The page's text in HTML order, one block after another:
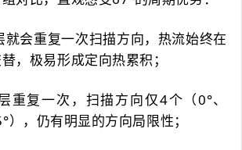
就会重复一次扫描方向，热流始终在
，极易形成定向热累积；
重复一次，扫描方向仅4个（0°、
），仍有明显的方向局限性；